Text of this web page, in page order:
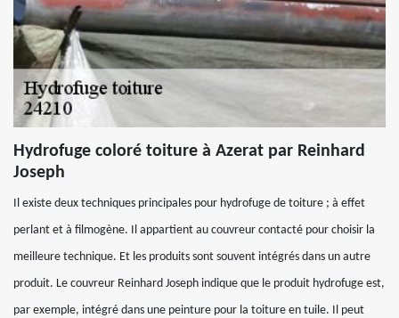
Hydrofuge coloré toiture à Azerat par Reinhard
Joseph
Il existe deux techniques principales pour hydrofuge de toiture ; à effet
perlant et à filmogène. Il appartient au couvreur contacté pour choisir la
meilleure technique. Et les produits sont souvent intégrés dans un autre
produit. Le couvreur Reinhard Joseph indique que le produit hydrofuge est,
par exemple, intégré dans une peinture pour la toiture en tuile. Il peut